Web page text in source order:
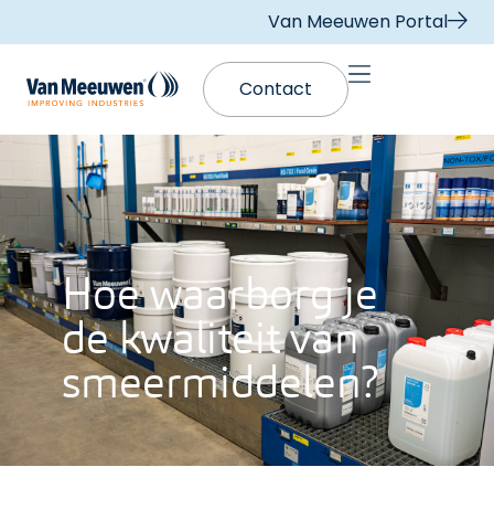
Van Meeuwen Portal
Contact
Hoe waarborg je
de kwaliteit van
smeermiddelen?